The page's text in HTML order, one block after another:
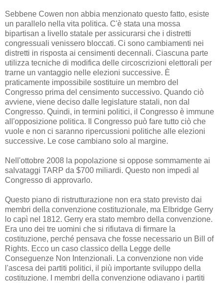
Sebbene Cowen non abbia menzionato questo fatto, esiste
un parallelo nella vita politica. C'è stata una mossa
bipartisan a livello statale per assicurarsi che i distretti
congressuali venissero bloccati. Ci sono cambiamenti nei
distretti in risposta ai censimenti decennali. Ciascuna parte
utilizza tecniche di modifica delle circoscrizioni elettorali per
trarne un vantaggio nelle elezioni successive. È
praticamente impossibile sostituire un membro del
Congresso prima del censimento successivo. Quando ciò
avviene, viene deciso dalle legislature statali, non dal
Congresso. Quindi, in termini politici, il Congresso è immune
all'opposizione politica. Il Congresso può fare tutto ciò che
vuole e non ci saranno ripercussioni politiche alle elezioni
successive. Le cose cambiano solo al margine.
Nell'ottobre 2008 la popolazione si oppose sommamente ai
salvataggi TARP da $700 miliardi. Questo non impedì al
Congresso di approvarlo.
Questo piano di ristrutturazione non era stato previsto dai
membri della convenzione costituzionale, ma Elbridge Gerry
lo capì nel 1812. Gerry era stato membro della convenzione.
Era uno dei tre uomini che si rifiutava di firmare la
costituzione, perché pensava che fosse necessario un Bill of
Rights. Ecco un caso classico della Legge delle
Conseguenze Non Intenzionali. La convenzione non vide
l'ascesa dei partiti politici, il più importante sviluppo della
costituzione. I membri della convenzione odiavano i partiti